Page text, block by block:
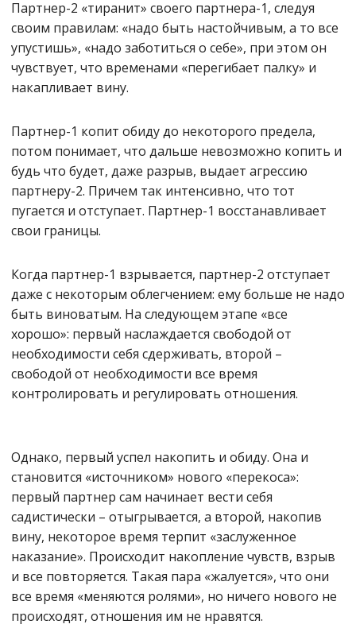
Партнер-2 «тиранит» своего партнера-1, следуя
своим правилам: «надо быть настойчивым, а то все
упустишь», «надо заботиться о себе», при этом он
чувствует, что временами «перегибает палку» и
накапливает вину.
Партнер-1 копит обиду до некоторого предела,
потом понимает, что дальше невозможно копить и
будь что будет, даже разрыв, выдает агрессию
партнеру-2. Причем так интенсивно, что тот
пугается и отступает. Партнер-1 восстанавливает
свои границы.
Когда партнер-1 взрывается, партнер-2 отступает
даже с некоторым облегчением: ему больше не надо
быть виноватым. На следующем этапе «все
хорошо»: первый наслаждается свободой от
необходимости себя сдерживать, второй –
свободой от необходимости все время
контролировать и регулировать отношения.
Однако, первый успел накопить и обиду. Она и
становится «источником» нового «перекоса»:
первый партнер сам начинает вести себя
садистически – отыгрывается, а второй, накопив
вину, некоторое время терпит «заслуженное
наказание». Происходит накопление чувств, взрыв
и все повторяется. Такая пара «жалуется», что они
все время «меняются ролями», но ничего нового не
происходят, отношения им не нравятся.